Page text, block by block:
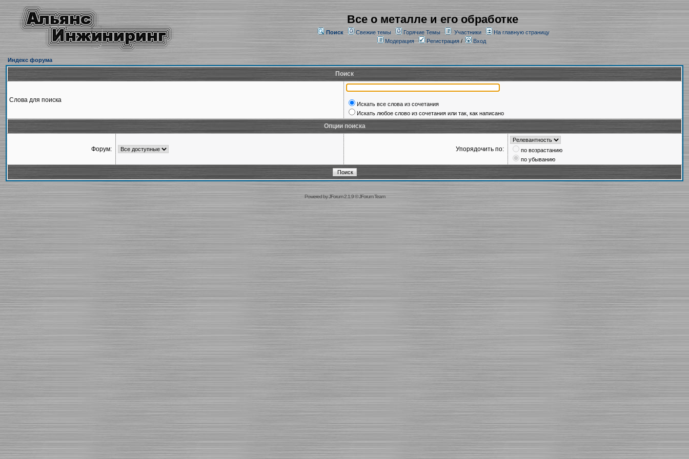
Все о металле и его обработке
Поиск Свежие темы Горячие Темы Участники
На главную страницу
Модерация
Регистрация/ Вход
Индекс форума
Поиск
Слова для поиска
Искать все слова из сочетания
Искать любое слово из сочетания или так, как написано
Опции поиска
Форум: Упорядочить по:
по возрастанию
по убыванию
Powered byJForum 2.1.9©JForum Team